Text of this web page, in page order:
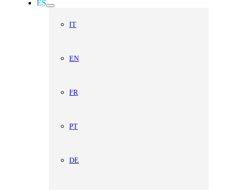
ES
IT
EN
FR
PT
DE